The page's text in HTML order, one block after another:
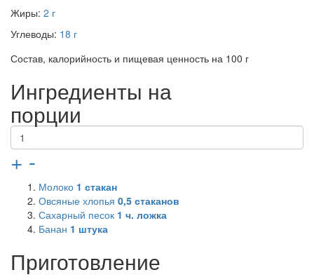
Жиры: 2 г
Углеводы: 18 г
Состав, калорийность и пищевая ценность на 100 г
Ингредиенты на
порции
+ -
Молоко 1 стакан
Овсяные хлопья 0,5 стаканов
Сахарный песок 1 ч. ложка
Банан 1 штука
Приготовление